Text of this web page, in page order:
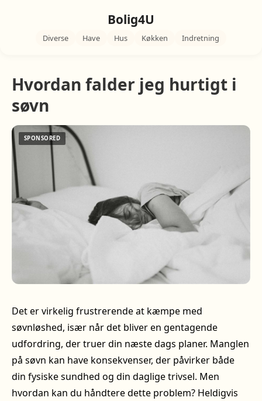
Bolig4U
Diverse Have Hus Køkken Indretning
Hvordan falder jeg hurtigt i
søvn
Det er virkelig frustrerende at kæmpe med
søvnløshed, især når det bliver en gentagende
udfordring, der truer din næste dags planer. Manglen
på søvn kan have konsekvenser, der påvirker både
din fysiske sundhed og din daglige trivsel. Men
hvordan kan du håndtere dette problem? Heldigvis